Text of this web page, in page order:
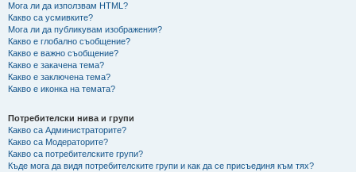
Мога ли да използвам HTML?
Какво са усмивките?
Мога ли да публикувам изображения?
Какво е глобално съобщение?
Какво е важно съобщение?
Какво е закачена тема?
Какво е заключена тема?
Какво е иконка на темата?
Потребителски нива и групи
Какво са Администраторите?
Какво са Модераторите?
Какво са потребителските групи?
Къде мога да видя потребителските групи и как да се присъединя към тях?